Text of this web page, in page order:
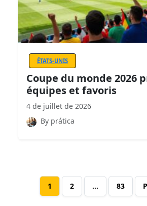
ÉTATS-UNIS
Coupe du monde 2026
équipes et favoris
4 de juillet de 2026
By prática
1 2 … 83